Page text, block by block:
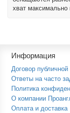
хват максимально
Информация
Договор
Ответы на часто
Политика
О компании
Оплата и доставка